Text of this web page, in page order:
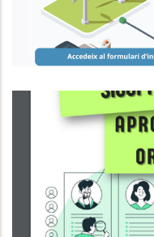
Busques
Teva